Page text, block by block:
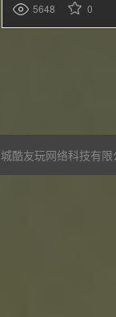
5648 0
酷友玩网络科技有